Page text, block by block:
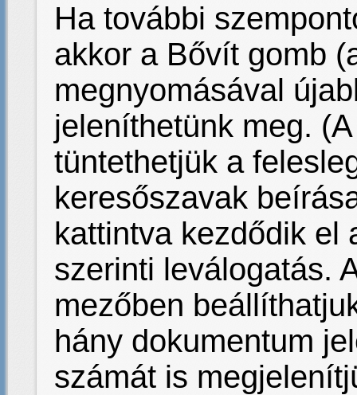
Ha további
akkor a Bővít gomb
megnyomásával
jeleníthetünk meg.
tüntethetjük a
keresőszavak
kattintva kezdődik el
szerinti leválogatás.
mezőben
hány dokumentum
számát is